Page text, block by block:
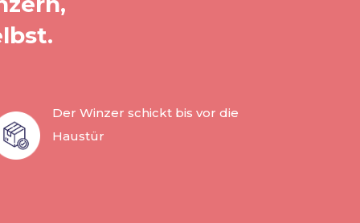
Der Winzer schickt bis vor die
Haustür